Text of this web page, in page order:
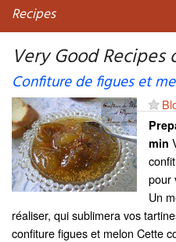
Recipes
My favorite blogs
Very Good
Confiture de figues et
min
pour
Un
réaliser, qui sublimera vos
confiture figues et melon Cette